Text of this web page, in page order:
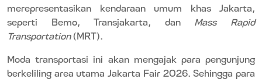
merepresentasikan kendaraan umum khas Jakarta,
seperti Bemo, Transjakarta, dan Mass Rapid
Transportation(MRT).
Moda transportasi ini akan mengajak para pengunjung
berkeliling area utama Jakarta Fair 2026. Sehingga para